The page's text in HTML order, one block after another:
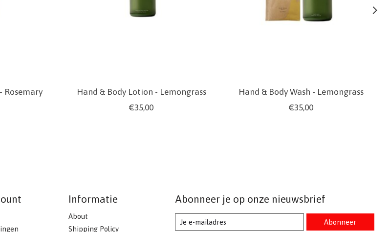
Rosemary
Hand & Body Lotion - Lemongrass
€35,00
Hand & Body Wash - Lemongrass
€35,00
Informatie
About
Shipping Policy
Abonneer je op onze nieuwsbrief
Abonneer